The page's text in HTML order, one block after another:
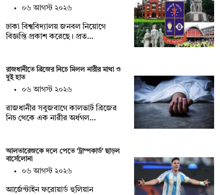
০৬ আগস্ট ২০২৬
ঢাকা বিশ্ববিদ্যালয় জনবল নিয়োগে
বিজ্ঞপ্তি প্রকাশ করেছে। প্রত…
রাজধানীতে ব্রিজের নিচে মিলল নারীর মাথা ও
দুই হাত
০৬ আগস্ট ২০২৬
রাজধানীর সবুজবাগে কালভার্ট ব্রিজের
নিচ থেকে এক নারীর অর্ধগল…
আলভারেজকে দলে পেতে ‘ট্রাম্পকার্ড’ ছাড়ল
বার্সেলোনা
০৬ আগস্ট ২০২৬
আর্জেন্টাইন ফরোয়ার্ড হুলিয়ান